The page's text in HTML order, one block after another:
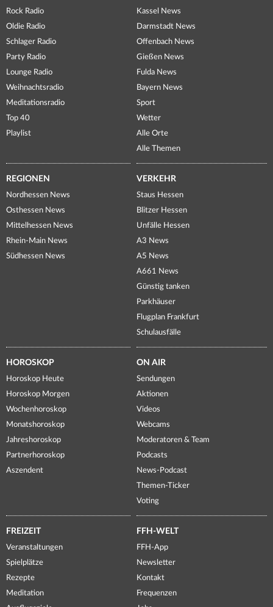
Rock Radio
Oldie Radio
Schlager Radio
Party Radio
Lounge Radio
Weihnachtsradio
Meditationsradio
Top 40
Playlist
Kassel News
Darmstadt News
Offenbach News
Gießen News
Fulda News
Bayern News
Sport
Wetter
Alle Orte
Alle Themen
REGIONEN
Nordhessen News
Osthessen News
Mittelhessen News
Rhein-Main News
Südhessen News
VERKEHR
Staus Hessen
Blitzer Hessen
Unfälle Hessen
A3 News
A5 News
A661 News
Günstig tanken
Parkhäuser
Flugplan Frankfurt
Schulausfälle
HOROSKOP
Horoskop Heute
Horoskop Morgen
Wochenhoroskop
Monatshoroskop
Jahreshoroskop
Partnerhoroskop
Aszendent
ON AIR
Sendungen
Aktionen
Videos
Webcams
Moderatoren & Team
Podcasts
News-Podcast
Themen-Ticker
Voting
FREIZEIT
Veranstaltungen
Spielplätze
Rezepte
Meditation
FFH-WELT
FFH-App
Newsletter
Kontakt
Frequenzen